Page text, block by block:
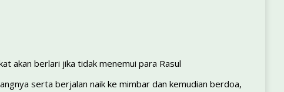
akan berlari jika tidak menemui para Rasul
serta berjalan naik ke mimbar dan kemudian berdoa,